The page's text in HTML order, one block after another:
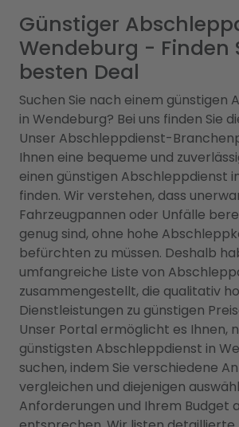
Günstiger
Wendeburg - Finden
besten Deal
Suchen Sie nach einem günstigen
in Wendeburg? Bei uns finden Sie
Unser Abschleppdienst-
Ihnen eine bequeme und
einen günstigen Abschleppdienst
finden. Wir verstehen, dass
Fahrzeugpannen oder Unfälle
genug sind, ohne hohe
befürchten zu müssen. Deshalb
umfangreiche Liste von
zusammengestellt, die qualitativ
Dienstleistungen zu günstigen
Unser Portal ermöglicht es Ihnen,
günstigsten Abschleppdienst in
suchen, indem Sie verschiedene
vergleichen und diejenigen
Anforderungen und Ihrem Budget